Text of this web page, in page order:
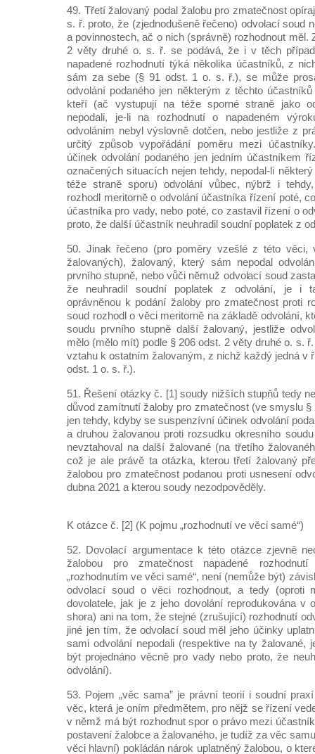
49. Třetí žalovaný podal žalobu pro zmatečnost
s. ř. proto, že (zjednodušeně řečeno) odvolací soud
a povinnostech, ač o nich (správně) rozhodnout měl.
2 věty druhé o. s. ř. se podává, že i v těch
napadené rozhodnutí týká několika účastníků, z
sám za sebe (§ 91 odst. 1 o. s. ř.), se může
odvolání podaného jen některým z těchto
kteří (ač vystupují na téže sporné straně jako
nepodali, je-li na rozhodnutí o napadeném
odvoláním nebyl výslovně dotčen, nebo jestliže z
určitý způsob vypořádání poměru mezi
účinek odvolání podaného jen jedním účastníkem
označených situacích nejen tehdy, nepodal-li
téže straně sporu) odvolání vůbec, nýbrž i
rozhodl meritorně o odvolání účastníka řízení poté,
účastníka pro vady, nebo poté, co zastavil řízení o
proto, že další účastník neuhradil soudní poplatek z
50. Jinak řečeno (pro poměry vzešlé z této věci,
žalovaných), žalovaný, který sám nepodal
prvního stupně, nebo vůči němuž odvolací soud
že neuhradil soudní poplatek z odvolání, je i
oprávněnou k podání žaloby pro zmatečnost proti
soud rozhodl o věci meritorně na základě odvolání,
soudu prvního stupně další žalovaný, jestliže
mělo (mělo mít) podle § 206 odst. 2 věty druhé o. s.
vztahu k ostatním žalovaným, z nichž každý jedná v
odst. 1 o. s. ř.).
51. Řešení otázky č. [1] soudy nižších stupňů tedy
důvod zamítnutí žaloby pro zmatečnost (ve smyslu §
jen tehdy, kdyby se suspenzívní účinek odvolání
a druhou žalovanou proti rozsudku okresního
nevztahoval na další žalované (na třetího
což je ale právě ta otázka, kterou třetí žalovaný
žalobou pro zmatečnost podanou proti usnesení
dubna 2021 a kterou soudy nezodpověděly.
K otázce č. [2] (K pojmu „rozhodnutí ve věci samé“)
52. Dovolací argumentace k této otázce zjevně
žalobou pro zmatečnost napadené
„rozhodnutím ve věci samé“, není (nemůže být)
odvolací soud o věci rozhodnout, a tedy (oproti
dovolatele, jak je z jeho dovolání reprodukována v
shora) ani na tom, že stejné (zrušující) rozhodnutí
jiné jen tím, že odvolací soud měl jeho účinky
sami odvolání nepodali (respektive na ty žalované,
být projednáno věcně pro vady nebo proto, že
odvolání).
53. Pojem „věc sama” je právní teorií i soudní
věc, která je oním předmětem, pro nějž se řízení
v němž má být rozhodnut spor o právo mezi
postavení žalobce a žalovaného, je tudíž za věc
věci hlavní) pokládán nárok uplatněný žalobou, o